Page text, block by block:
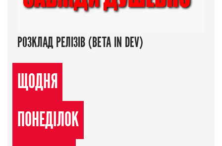
РОЗКЛАД РЕЛІЗІВ (BETA IN DEV)
ЩОДНЯ
ПОНЕДІЛОК